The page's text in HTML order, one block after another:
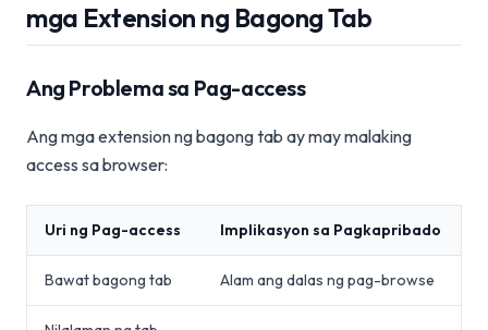
mga Extension ng Bagong Tab
Ang Problema sa Pag-access
Ang mga extension ng bagong tab ay may malaking
access sa browser:
Uri ng Pag-access Implikasyon sa Pagkapribado
Bawat bagong tab Alam ang dalas ng pag-browse